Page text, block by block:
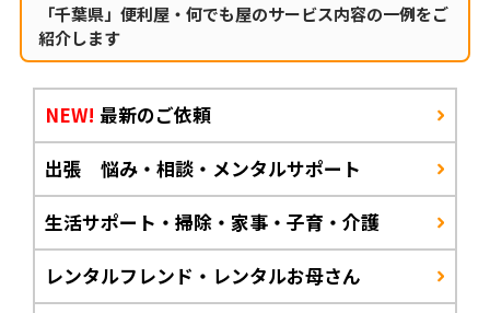
「千葉県」便利屋・何でも屋のサービス内容の一例をご
紹介します
NEW! 最新のご依頼
出張 悩み・相談・メンタルサポート
生活サポート・掃除・家事・子育・介護
レンタルフレンド・レンタルお母さん